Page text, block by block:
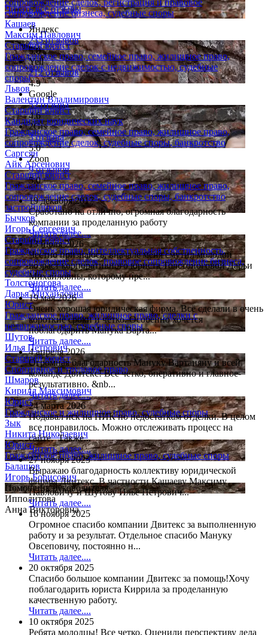
сопровождение сделок, регистрация и правовое
сопровождение бизнеса, судебные споры
Кашаев
Максим Павлович
Старший юрист
Гражданское право, семейное право, жилищное право,
сопровождение сделок с недвижимостью, судебные
споры
Львов
Валентин Владимирович
Старший юрист
Кандидат юридических наук
Гражданское право, семейное право, жилищное право,
сопровождение сделок, судебные споры, банкротство
Саргсян
Айк Арсенович
Старший юрист
Гражданское право, семейное право, жилищное право,
сопровождение сделок, судебные споры, банкротство
застройщиков
Бычков
Игорь Сергеевич
Старший юрист
Гражданское право, интеллектуальная собственность,
сопровождение сделок, правовое сопровождение бизнеса,
судебные споры
Толстоногова
Дарья Михайловна
Юрист
Гражданское право, жилищное право, сделки с
недвижимостью, судебные споры
Шутов
Илья Петрович
Старший юрист
Спортивное и трудовое право
Шмаров
Кирилл Максимович
Юрист
Гражданское и жилищное право, судебные споры
Зык
Никита Николаевич
Юрист
Гражданское право, жилищное право, судебные споры
Балашов
Игорь Борисович
Помощник руководителя
Ипполитова
Анна Викторовна
Читать все отзывы
Яндекс
235 отзывов
5.0
Yell
212 отзывов
4.9
Google
52 отзыва
4.6
2Gis
3 отзыва
5.0
Zoon
9 отзывов
5.0
19 декабря 2017
Сработано на отлично, огромная благодарность
компании за проделанную работу
Читать далее....
13 июля 2026
Честно признаюсь, вначале меня смутил молодой
возраст корпоративного юриста Толстоноговой Дарьи
Михайловны, которому пре...
Читать далее....
19 мая 2026
Очень хорошая юридическая фирма. Всё сделали в очень
короткие сроки и чётко. Особенно хочется
поблагодарить Манука Варта...
Читать далее....
4 апреля 2026
Огромная благодарность Мануку Вартаняну и всей
команде Двитекс! Все четко, оперативно и главное-
результативно. &nb...
Читать далее....
24 марта 2026
Подавал иск на ПИК по недостаткам отделки. В целом
все понравилось. Можно отслеживать процесс на
сайте. Также...
Читать далее....
27 ноября 2025
Выражаю благодарность коллективу юридической
фирмы Двитекс. В частности Кашаеву Максиму
Павловичу и Шутову Илье Петрович...
Читать далее....
16 ноября 2025
Огромное спасибо компании Двитекс за выполненную
работу и за результат. Отдельное спасибо Мануку
Овсеповичу, постоянно н...
Читать далее....
20 октября 2025
Спасибо большое компании Двитекс за помощь!Хочу
поблагодарить юриста Киррила за проделанную
качественную работу.
Читать далее....
10 октября 2025
Ребята молодцы! Все четко. Оценили перспективу дела